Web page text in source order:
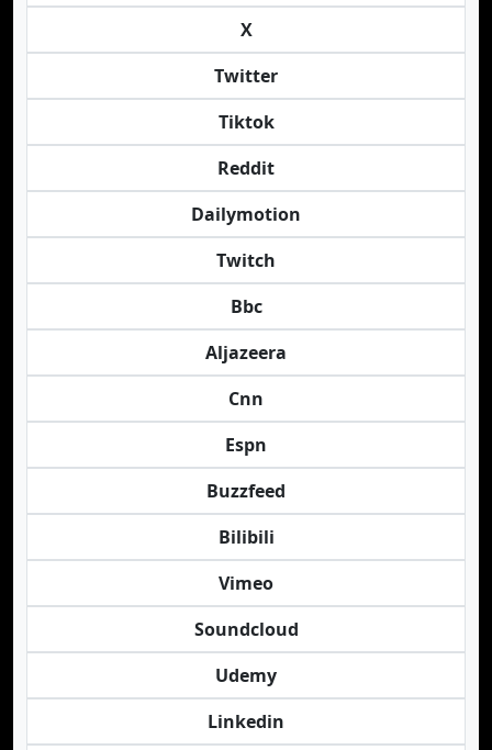
X
Twitter
Tiktok
Reddit
Dailymotion
Twitch
Bbc
Aljazeera
Cnn
Espn
Buzzfeed
Bilibili
Vimeo
Soundcloud
Udemy
Linkedin